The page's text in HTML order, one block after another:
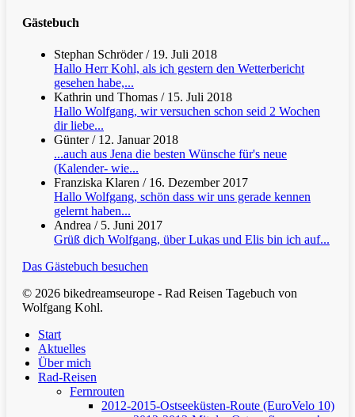
Gästebuch
Stephan Schröder/ 19. Juli 2018
Hallo Herr Kohl, als ich gestern den Wetterbericht
gesehen habe,...
Kathrin und Thomas / 15. Juli 2018
Hallo Wolfgang, wir versuchen schon seid 2 Wochen
dir liebe...
Günter/ 12. Januar 2018
...auch aus Jena die besten Wünsche für's neue
(Kalender- wie...
Franziska Klaren / 16. Dezember 2017
Hallo Wolfgang, schön dass wir uns gerade kennen
gelernt haben...
Andrea / 5. Juni 2017
Grüß dich Wolfgang, über Lukas und Elis bin ich auf...
Das Gästebuch besuchen
© 2026 bikedreamseurope - Rad Reisen Tagebuch von
Wolfgang Kohl.
Start
Aktuelles
Über mich
Rad-Reisen
Fernrouten
2012-2015-Ostseeküsten-Route (EuroVelo 10)